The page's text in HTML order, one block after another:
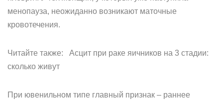
менопауза, неожиданно возникают маточные
кровотечения.
Читайте также: Асцит при раке яичников на 3 стадии:
сколько живут
При ювенильном типе главный признак – раннее